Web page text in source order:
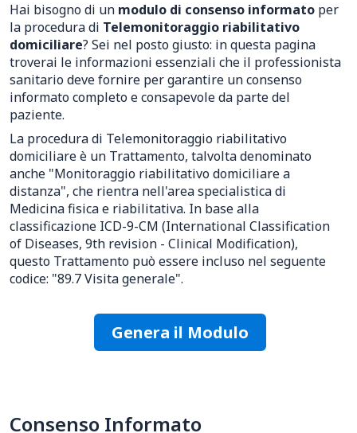
Hai bisogno di un modulo di consenso informato per
la procedura di Telemonitoraggio riabilitativo
domiciliare? Sei nel posto giusto: in questa pagina
troverai le informazioni essenziali che il professionista
sanitario deve fornire per garantire un consenso
informato completo e consapevole da parte del
paziente.
La procedura di Telemonitoraggio riabilitativo
domiciliare è un Trattamento, talvolta denominato
anche "Monitoraggio riabilitativo domiciliare a
distanza", che rientra nell'area specialistica di
Medicina fisica e riabilitativa. In base alla
classificazione ICD-9-CM (International Classification
of Diseases, 9th revision - Clinical Modification),
questo Trattamento può essere incluso nel seguente
codice: "89.7 Visita generale".
Genera il Modulo
Consenso Informato